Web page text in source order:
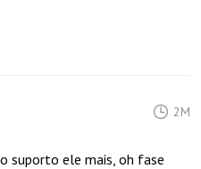
2M
suporto ele mais, oh fase